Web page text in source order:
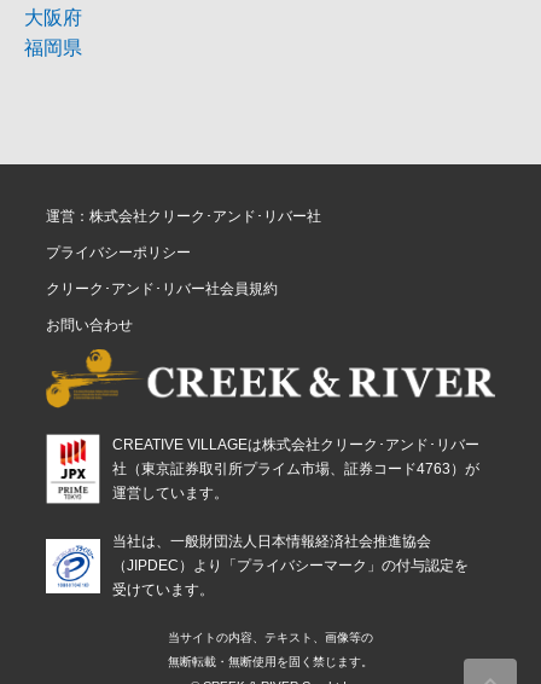
大阪府
福岡県
運営：株式会社クリーク･アンド･リバー社
プライバシーポリシー
クリーク･アンド･リバー社会員規約
お問い合わせ
CREATIVE VILLAGEは株式会社クリーク･アンド･リバー
社（東京証券取引所プライム市場、証券コード4763）が
運営しています。
当社は、一般財団法人日本情報経済社会推進協会
（JIPDEC）より「プライバシーマーク」の付与認定を
受けています。
当サイトの内容、テキスト、画像等の
無断転載・無断使用を固く禁じます。